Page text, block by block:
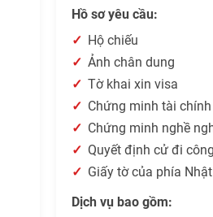
Hồ sơ yêu cầu:
Hộ chiếu
Ảnh chân dung
Tờ khai xin visa
Chứng minh tài chính
Chứng minh nghề
Quyết định cử đi
Giấy tờ của phía
Dịch vụ bao gồm: